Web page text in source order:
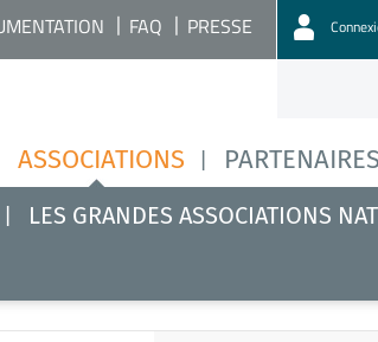
ASSOCIATIONS PARTENAIRES
FAQ PRESSE
LES GRANDES ASSOCIATIONS